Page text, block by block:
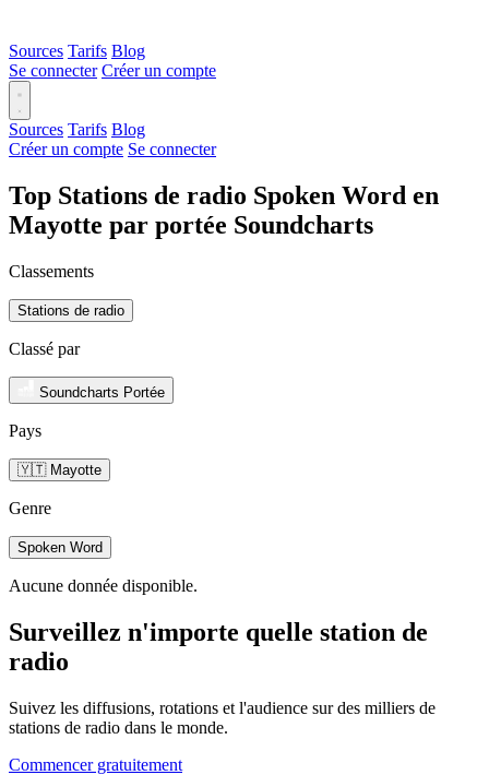
Sources Tarifs Blog
Se connecter Créer un compte
Sources Tarifs Blog
Créer un compte Se connecter
Top Stations de radio Spoken Word en
Mayotte par portée Soundcharts
Classements
Stations de radio
Classé par
Soundcharts Portée
Pays
🇾🇹 Mayotte
Genre
Spoken Word
Aucune donnée disponible.
Surveillez n'importe quelle station de
radio
Suivez les diffusions, rotations et l'audience sur des milliers de
stations de radio dans le monde.
Commencer gratuitement